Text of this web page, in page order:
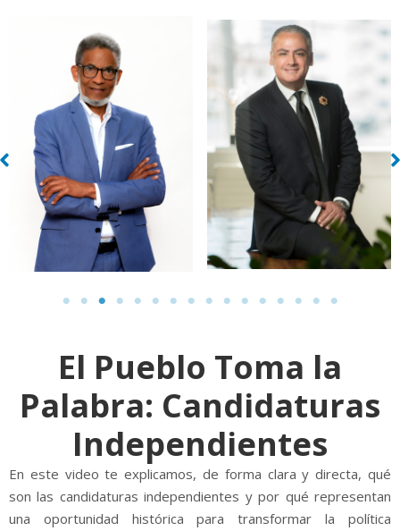
El Pueblo Toma la
Palabra: Candidaturas
Independientes
En este video te explicamos, de forma clara y directa, qué
son las candidaturas independientes y por qué representan
una oportunidad histórica para transformar la política